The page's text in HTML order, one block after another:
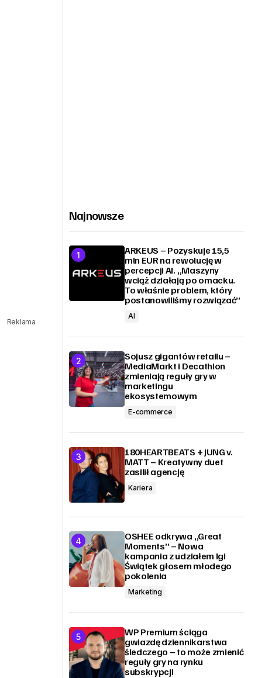
Reklama
Najnowsze
ARKEUS – Pozyskuje 15,5
mln EUR na rewolucję w
percepcji AI. „Maszyny
wciąż działają po omacku.
To właśnie problem, który
postanowiliśmy rozwiązać”
AI
Sojusz gigantów retailu –
MediaMarkt i Decathlon
zmieniają reguły gry w
marketingu
ekosystemowym
E-commerce
180HEARTBEATS + JUNG v.
MATT – Kreatywny duet
zasilił agencję
Kariera
OSHEE odkrywa „Great
Moments” – Nowa
kampania z udziałem Igi
Świątek głosem młodego
pokolenia
Marketing
WP Premium ściąga
gwiazdę dziennikarstwa
śledczego – to może zmienić
reguły gry na rynku
subskrypcji